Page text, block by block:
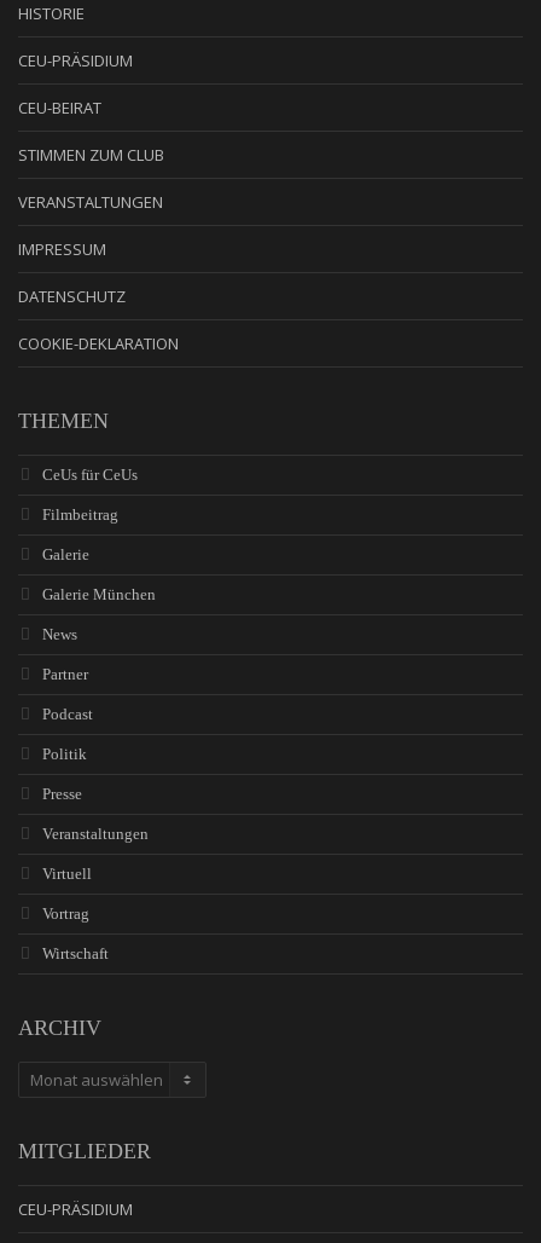
HISTORIE
CEU-PRÄSIDIUM
CEU-BEIRAT
STIMMEN ZUM CLUB
VERANSTALTUNGEN
IMPRESSUM
DATENSCHUTZ
COOKIE-DEKLARATION
THEMEN
CeUs für CeUs
Filmbeitrag
Galerie
Galerie München
News
Partner
Podcast
Politik
Presse
Veranstaltungen
Virtuell
Vortrag
Wirtschaft
ARCHIV
ARCHIV
MITGLIEDER
CEU-PRÄSIDIUM